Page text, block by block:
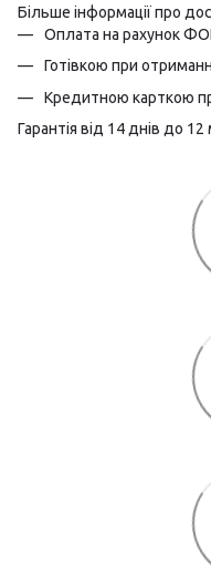
Більше інформації про
Оплата на рахунок
Готівкою при
Кредитною карткою
Гарантія від 14 днів до 12